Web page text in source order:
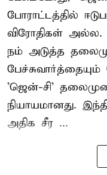
போராட்டத்தில்
விரோதிகள்
நம் அடுத்த
'ஜென்-சி'
நியாயமானது.
அதிக சீர ...